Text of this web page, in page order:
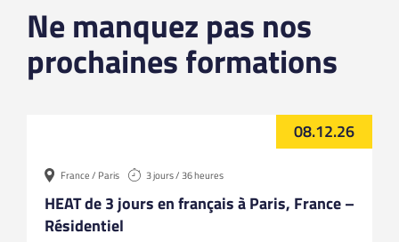
Ne manquez pas nos
prochaines formations
08.12.26
France / Paris 3 jours / 36 heures
HEAT de 3 jours en français à Paris, France –
Résidentiel